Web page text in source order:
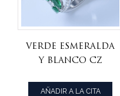
verde esmeralda
y blanco cz
plata esterlina
AÑADIR A LA CITA